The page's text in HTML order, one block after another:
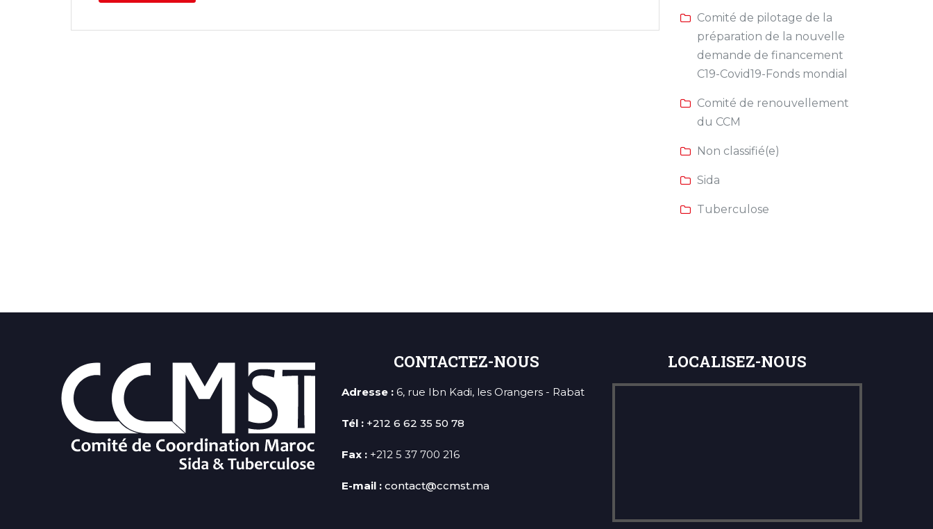
Comité de pilotage de la
préparation de la nouvelle
demande de financement
C19-Covid19-Fonds mondial
Comité de renouvellement
du CCM
Non classifié(e)
Sida
Tuberculose
CONTACTEZ-NOUS
Adresse : 6, rue Ibn Kadi, les Orangers - Rabat
Tél : +212 6 62 35 50 78
Fax : +212 5 37 700 216
E-mail : contact@ccmst.ma
LOCALISEZ-NOUS